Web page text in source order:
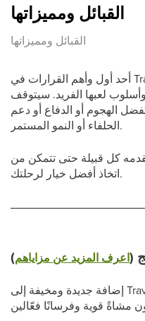
القبائل ومميزاتها
القبائل ومميزاتها
لعبها الفريد. سيتوقف
الهجوم أو الدفاع أو دعم
الحلفاء أو النمو المستمر.
كل قبيلة حتى تتمكن من
اتخاذ أفضل خيار لرحلتك.
(اعرف المزيد عن مزاياهم)
إضافة جديدة ومخيفة إلى Travian: Legends، يُعدّ الڤايكنج ناهبين